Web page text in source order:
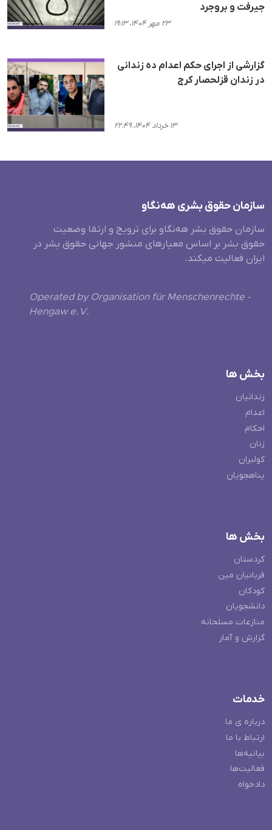
جیرفت و بروجرد
۲۳ مهر ۱۴۰۴، ۱۹:۱۳
گزارشی از اجرای حکم اعدام دە زندانی
در زندان قزلحصار کرج
۱۳ خرداد ۱۴۰۴، ۲۲:۴۹
سازمان حقوق بشری هەنگاو
سازمان حقوق بشر هه‌نگاو برای ترویج و ارتقا وضعیت
حقوق بشر بر اساس معیارهای منشور جهانی حقوق بشر در
ایران فعالیت میکند.
Operated by Organisation für Menschenrechte -
Hengaw e.V.
بخش ها
زندانیان
اعدام
احکام
زنان
کولبران
پناهجویان
بخش ها
کردستان
قربانیان مین
کودکان
دانشجویان
منازعات مسلحانه
گزارش و آمار
خدمات
درباره ی ما
ارتباط با ما
بیانیه‌ها
فعالیت‌ها
دادخواه